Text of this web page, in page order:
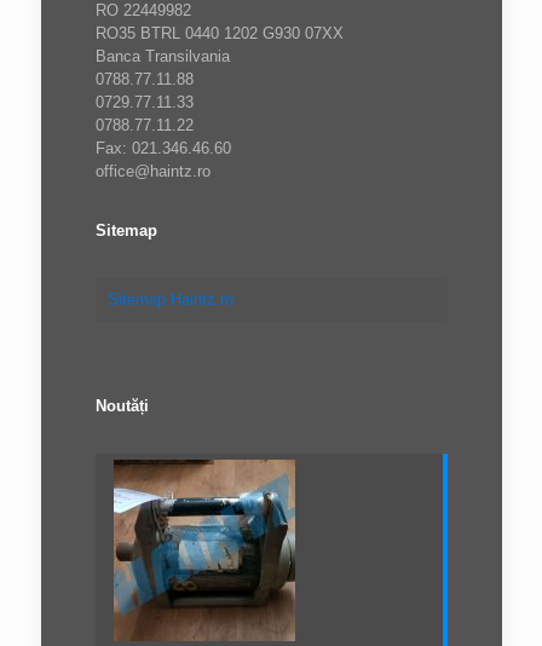
RO 22449982
RO35 BTRL 0440 1202 G930 07XX
Banca Transilvania
0788.77.11.88
0729.77.11.33
0788.77.11.22
Fax: 021.346.46.60
office@haintz.ro
Sitemap
Sitemap Haintz.ro
Noutăți